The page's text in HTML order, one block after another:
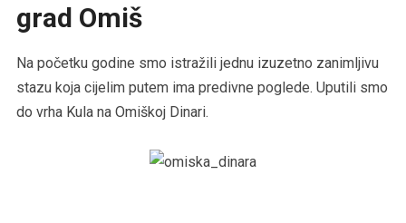
grad Omiš
Na početku godine smo istražili jednu izuzetno zanimljivu
stazu koja cijelim putem ima predivne poglede. Uputili smo
do vrha Kula na Omiškoj Dinari.